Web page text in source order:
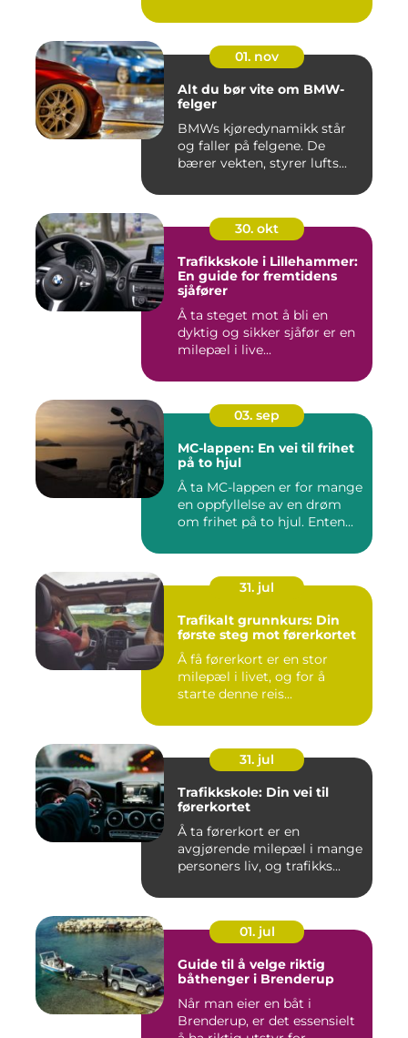
01. nov
Alt du bør vite om BMW-
felger
BMWs kjøredynamikk står
og faller på felgene. De
bærer vekten, styrer lufts...
30. okt
Trafikkskole i Lillehammer:
En guide for fremtidens
sjåfører
Å ta steget mot å bli en
dyktig og sikker sjåfør er en
milepæl i live...
03. sep
MC-lappen: En vei til frihet
på to hjul
Å ta MC-lappen er for mange
en oppfyllelse av en drøm
om frihet på to hjul. Enten...
31. jul
Trafikalt grunnkurs: Din
første steg mot førerkortet
Å få førerkort er en stor
milepæl i livet, og for å
starte denne reis...
31. jul
Trafikkskole: Din vei til
førerkortet
Å ta førerkort er en
avgjørende milepæl i mange
personers liv, og trafikks...
01. jul
Guide til å velge riktig
båthenger i Brenderup
Når man eier en båt i
Brenderup, er det essensielt